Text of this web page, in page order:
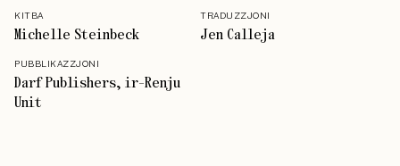
KITBA
Michelle Steinbeck
TRADUZZJONI
Jen Calleja
PUBBLIKAZZJONI
Darf Publishers, ir-Renju
Unit